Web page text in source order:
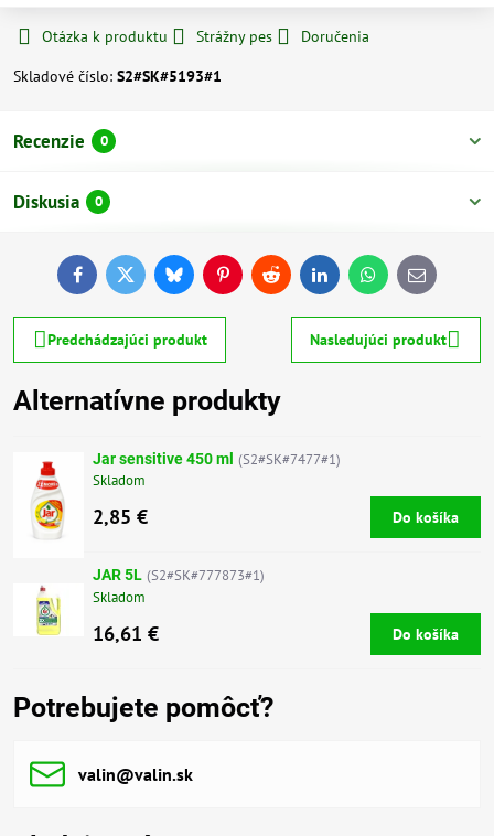
Otázka k produktu Strážny pes
Doručenia
Skladové číslo: S2#SK#5193#1
Recenzie 0
Diskusia 0
FacebookTwitterBlueskyPinterestReddit LinkedInWhatsApp
E-
mail
Predchádzajúci produkt Nasledujúci produkt
Alternatívne produkty
Jar sensitive 450 ml (S2#SK#7477#1)
Skladom
2,85 € Do košíka
JAR 5L (S2#SK#777873#1)
Skladom
16,61 € Do košíka
Potrebujete pomôcť?
valin​@valin​.sk